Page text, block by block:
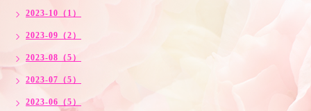
2023-10（1）
2023-09（2）
2023-08（5）
2023-07（5）
2023-06（5）